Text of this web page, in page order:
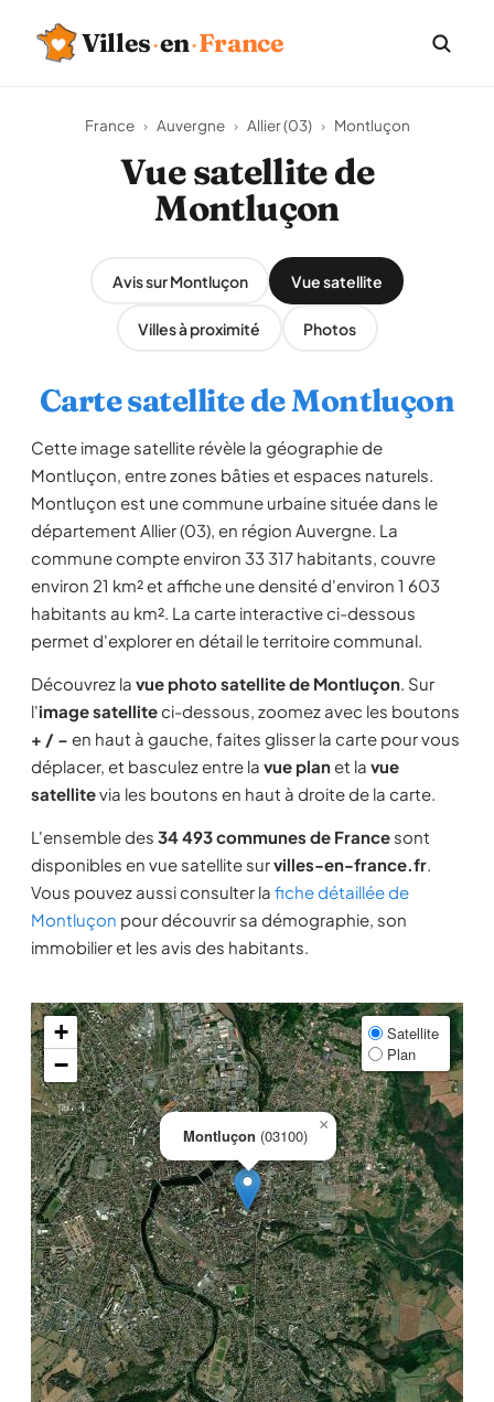
Villes·en·France
France › Auvergne › Allier (03) › Montluçon
Vue satellite de
Montluçon
Avis sur Montluçon Vue satellite
Villes à proximité Photos
Carte satellite de Montluçon
Cette image satellite révèle la géographie de
Montluçon, entre zones bâties et espaces naturels.
Montluçon est une commune urbaine située dans le
département Allier (03), en région Auvergne. La
commune compte environ 33 317 habitants, couvre
environ 21 km² et affiche une densité d'environ 1 603
habitants au km². La carte interactive ci-dessous
permet d'explorer en détail le territoire communal.
Découvrez la vue photo satellite de Montluçon. Sur
l'image satelliteci-dessous, zoomez avec les boutons
+ / − en haut à gauche, faites glisser la carte pour vous
déplacer, et basculez entre la vue planet la vue
satellitevia les boutons en haut à droite de la carte.
L'ensemble des 34 493 communes de France sont
disponibles en vue satellite survilles-en-france.fr.
Vous pouvez aussi consulter la fiche détaillée de
Montluçon pour découvrir sa démographie, son
immobilier et les avis des habitants.
Montluçon (03100)
×
+
−
Satellite
Plan